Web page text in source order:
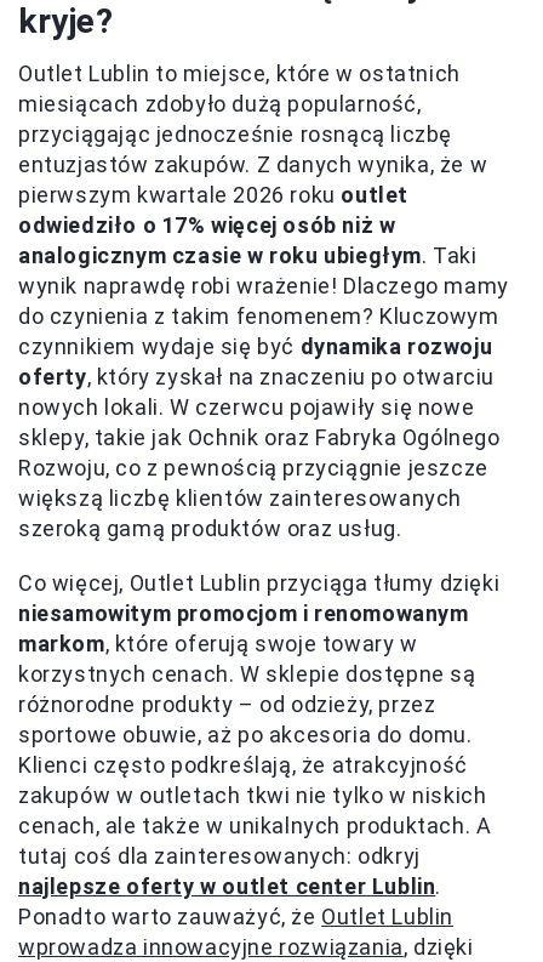
kryje?
Outlet Lublin to miejsce, które w ostatnich
miesiącach zdobyło dużą popularność,
przyciągając jednocześnie rosnącą liczbę
entuzjastów zakupów. Z danych wynika, że w
pierwszym kwartale 2026 roku outlet
odwiedziło o 17% więcej osób niż w
analogicznym czasie w roku ubiegłym. Taki
wynik naprawdę robi wrażenie! Dlaczego mamy
do czynienia z takim fenomenem? Kluczowym
czynnikiem wydaje się być dynamika rozwoju
oferty, który zyskał na znaczeniu po otwarciu
nowych lokali. W czerwcu pojawiły się nowe
sklepy, takie jak Ochnik oraz Fabryka Ogólnego
Rozwoju, co z pewnością przyciągnie jeszcze
większą liczbę klientów zainteresowanych
szeroką gamą produktów oraz usług.
Co więcej, Outlet Lublin przyciąga tłumy dzięki
niesamowitym promocjom i renomowanym
markom, które oferują swoje towary w
korzystnych cenach. W sklepie dostępne są
różnorodne produkty – od odzieży, przez
sportowe obuwie, aż po akcesoria do domu.
Klienci często podkreślają, że atrakcyjność
zakupów w outletach tkwi nie tylko w niskich
cenach, ale także w unikalnych produktach. A
tutaj coś dla zainteresowanych: odkryj
najlepsze oferty w outlet center Lublin.
Ponadto warto zauważyć, że Outlet Lublin
wprowadza innowacyjne rozwiązania, dzięki